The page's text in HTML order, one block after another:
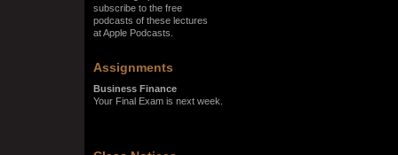
subscribe to the free
podcasts of these lectures
at Apple Podcasts.
Assignments
Business Finance
Your Final Exam is next week.
SPRING SEMESTER 2026